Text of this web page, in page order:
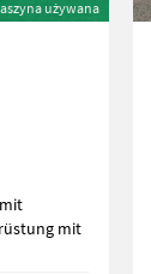
używana
mit